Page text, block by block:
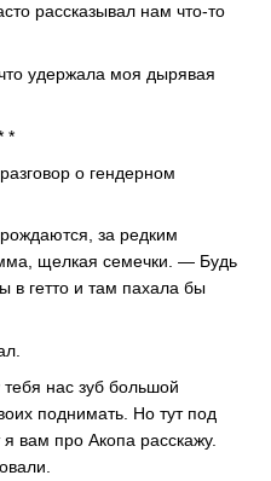
рассказывал нам что-то
удержала моя дырявая
*
о гендерном
за редким
щелкая семечки. — Будь
в гетто и там пахала бы
нас зуб большой
поднимать. Но тут под
вам про Акопа расскажу.